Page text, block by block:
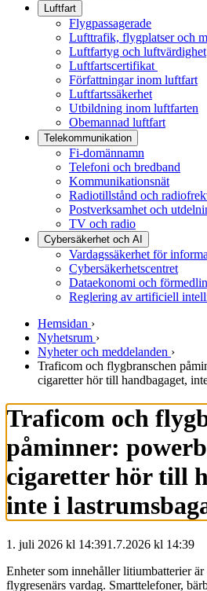
Luftfart
Flygpassagerade
Lufttrafik, flygplatser och
Luftfartyg och luftvärdighet
Luftfartscertifikat
Författningar inom luftfart
Luftfartssäkerhet
Utbildning inom luftfarten
Obemannad luftfart
Telekommunikation
Fi-domännamn
Telefoni och bredband
Kommunikationsnät
Radiotillstånd och
Postverksamhet och
TV och radio
Cybersäkerhet och AI
Vardagssäkerhet för
Cybersäkerhetscentret
Dataekonomi och
Reglering av artificiell
Hemsidan ›
Nyhetsrum ›
Nyheter och meddelanden ›
Traficom och flygbranschen
cigaretter hör till handbagaget,
Traficom och
påminner:
cigaretter hör till
inte i
1. juli 2026 kl 14:391.7.2026 kl 14:39
Enheter som innehåller litiumbatterier
flygresenärs vardag. Smarttelefoner,